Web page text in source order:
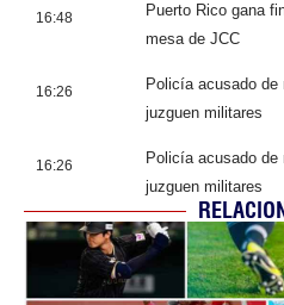
16:48
Puerto Rico gana
mesa de JCC
16:26
Policía acusado
juzguen militares
16:26
Policía acusado
juzguen militares